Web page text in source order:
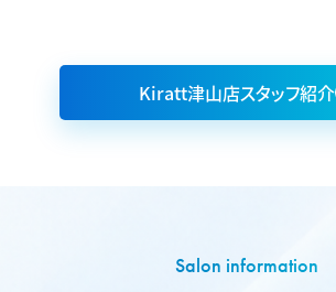
Kiratt津山店スタッフ紹介
Salon information